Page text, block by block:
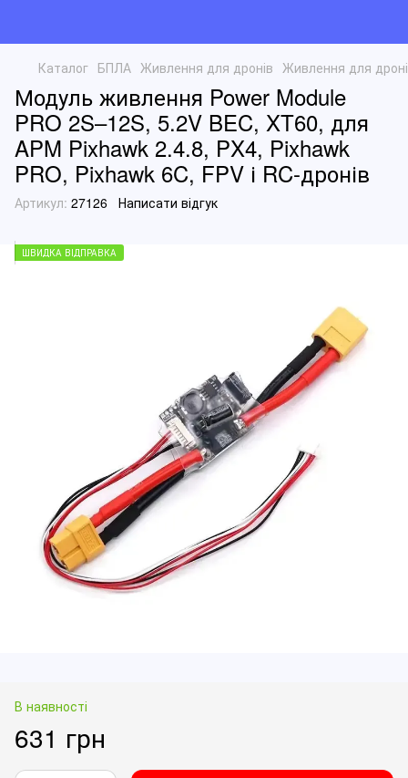
Каталог БПЛА Живлення для дронів Живлення для
Модуль живлення Power Module
PRO 2S–12S, 5.2V BEC, XT60, для
APM Pixhawk 2.4.8, PX4, Pixhawk
PRO, Pixhawk 6C, FPV і RC-дронів
Артикул: 27126 Написати відгук
ШВИДКА ВІДПРАВКА
В наявності
631 грн